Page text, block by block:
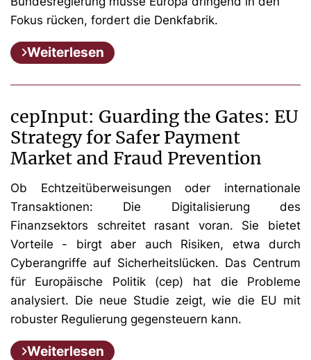
Fokus rücken, fordert die Denkfabrik.
Weiterlesen
cepInput: Guarding the Gates: EU
Strategy for Safer Payment
Market and Fraud Prevention
Ob Echtzeitüberweisungen oder internationale
Transaktionen: Die Digitalisierung des
Finanzsektors schreitet rasant voran. Sie bietet
Vorteile - birgt aber auch Risiken, etwa durch
Cyberangriffe auf Sicherheitslücken. Das Centrum
für Europäische Politik (cep) hat die Probleme
analysiert. Die neue Studie zeigt, wie die EU mit
robuster Regulierung gegensteuern kann.
Weiterlesen